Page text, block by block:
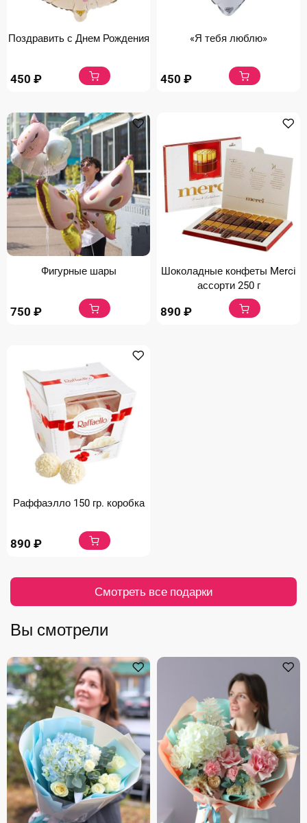
Поздравить с Днем Рождения
450 ₽
«Я тебя люблю»
450 ₽
Фигурные шары
750 ₽
Шоколадные конфеты Merci
ассорти 250 г
890 ₽
Раффаэлло 150 гр. коробка
890 ₽
Смотреть все подарки
Вы смотрели